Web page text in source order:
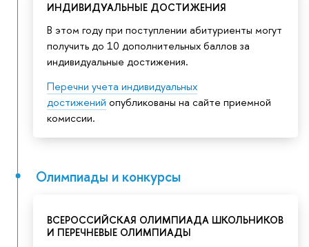
ИНДИВИДУАЛЬНЫЕ ДОСТИЖЕНИЯ
В этом году при поступлении абитуриенты могут
получить до 10 дополнительных баллов за
индивидуальные достижения.
Перечни учета индивидуальных
достижений опубликованы на сайте приемной
комиссии.
Олимпиады и конкурсы
ВСЕРОССИЙСКАЯ ОЛИМПИАДА ШКОЛЬНИКОВ
И ПЕРЕЧНЕВЫЕ ОЛИМПИАДЫ